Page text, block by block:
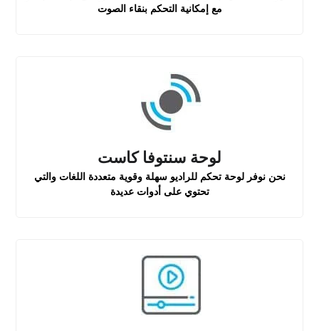
مع إمكانية التحكم بنقاء الصوت
لوحة سنتوفا كاست
نحن نوفر لوحة تحكم للراديو سهلة وقوية متعددة اللغات والتي
تحتوي على أدوات عديدة